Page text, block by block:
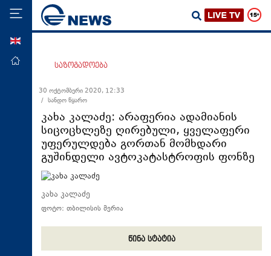
მთავარი
ეკონომიკა
მსოფლიო
ჯანდაცვა
საზოგადოება
სამართალი
საზოგადოება
30 ოქტომბერი 2020, 12:33
/ სანდო წყარო
კახა კალაძე: არაფერია ადამიანის
სიცოცხლეზე ღირებული, ყველაფერი
უფერულდება გორთან მომხდარი
გუშინდელი ავტოკატასტროფის ფონზე
კახა კალაძე
ფოტო: თბილისის მერია
წინა სტატია